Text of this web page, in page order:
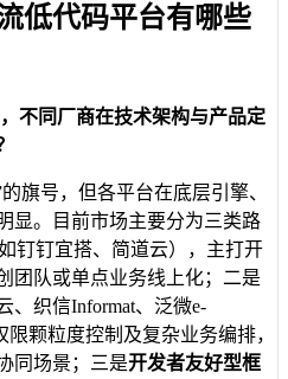
低代码平台有哪些
不同厂商在技术架构与产品定
旗号，但各平台在底层引擎、
显。目前市场主要分为三类路
如钉钉宜搭、简道云），主打开
团队或单点业务线上化；二是
、织信Informat、泛微e-
颗粒度控制及复杂业务编排，
同场景；三是开发者友好型框